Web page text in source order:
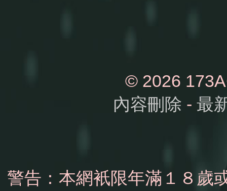
© 2026
內容刪除 - 最
警告：本網衹限年滿１８歲